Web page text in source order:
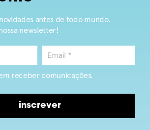
antes de todo mundo.
newsletter!
receber comunicações.
inscrever